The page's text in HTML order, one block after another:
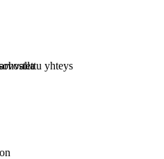
yhteys